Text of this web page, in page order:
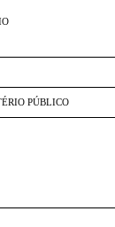
PÚBLICO